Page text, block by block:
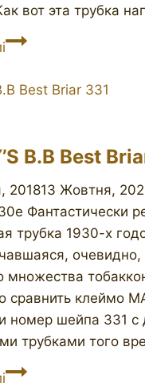
вот эта трубка
COMOY’S
500
B.B Best
201813 Жовтня,
Фантастически
трубка 1930-х
очевидно,
множества
сравнить клеймо
номер шейпа 331 с
трубками того
COMOY’S